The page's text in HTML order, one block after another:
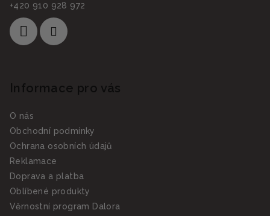
+420 910 928 972
Informace pro vás
O nás
Obchodní podmínky
Ochrana osobních údajů
Reklamace
Doprava a platba
Oblíbené produkty
Věrnostní program Dalora